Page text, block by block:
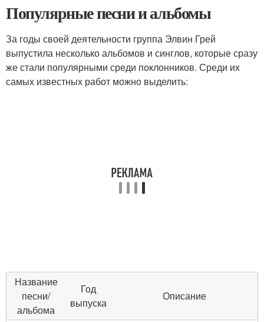
Популярные песни и альбомы
За годы своей деятельности группа Элвин Грей
выпустила несколько альбомов и синглов, которые сразу
же стали популярными среди поклонников. Среди их
самых известных работ можно выделить:
Название
песни/
альбома
Год
выпуска
Описание